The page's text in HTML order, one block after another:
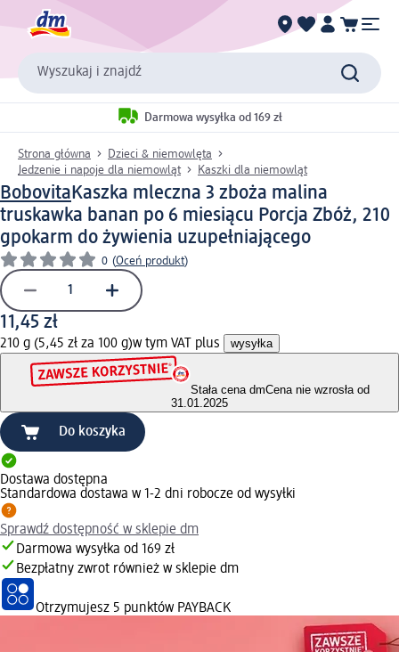
Wyszukaj i znajdź
Darmowa wysyłka od 169 zł
Strona główna
Dzieci & niemowlęta
Jedzenie i napoje dla niemowląt
Kaszki dla niemowląt
Bobovita Kaszka mleczna 3 zboża malina
truskawka banan po 6 miesiącu Porcja Zbóż, 210
gpokarm do żywienia uzupełniającego
0 (Oceń produkt)
11,45 zł
210 g (5,45 zł za 100 g)w tym VAT plus wysyłka
Stała cena dmCena nie wzrosła od
31.01.2025
Do koszyka
Dostawa dostępna
Standardowa dostawa w 1-2 dni robocze od wysyłki
Sprawdź dostępność w sklepie dm
Darmowa wysyłka od 169 zł
Bezpłatny zwrot również w sklepie dm
Otrzymujesz 5 punktów PAYBACK